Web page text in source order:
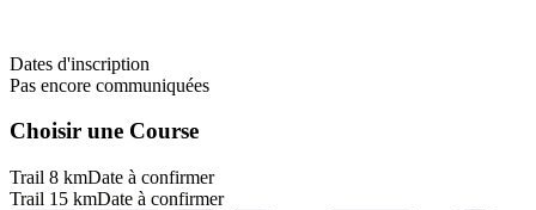
Dates d'inscription
Pas encore communiquées
Choisir une Course
Trail 8 kmDate à confirmer
Trail 15 kmDate à confirmer